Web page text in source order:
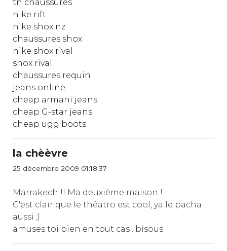
tn chaussures
nike rift
nike shox nz
chaussures shox
nike shox rival
shox rival
chaussures requin
jeans online
cheap armani jeans
cheap G-star jeans
cheap ugg boots
la chèèvre
25 décembre 2009 01:18:37
Marrakech !! Ma deuxième maison !
C'est clair que le théatro est cool, ya le pacha
aussi ;)
amuses toi bien en tout cas . bisous